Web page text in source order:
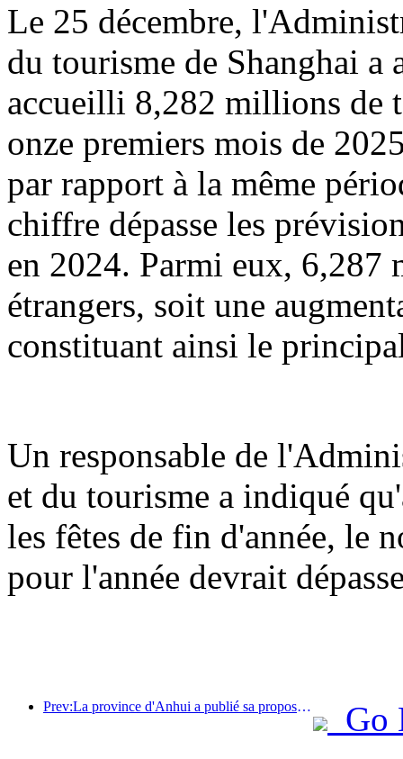
Le 25 décembre,
du tourisme de Shanghai
accueilli 8,282 millions de
onze premiers mois de
par rapport à la même
chiffre dépasse les
en 2024. Parmi eux, 6,287
étrangers, soit une
constituant ainsi le
Un responsable de
et du tourisme a indiqué
les fêtes de fin d'année, le
pour l'année devrait
Prev:La province d'Anhui a publié sa proposition de « 15e plan quinquennal », visant à faire du tourisme culturel un secteur pilier.
Go